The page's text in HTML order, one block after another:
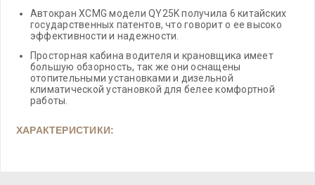
Автокран XCMG модели QY25K получила 6 китайских
государственных патентов, что говорит о ее высоко
эффективности и надежности.
Просторная кабина водителя и крановщика имеет
большую обзорность, так же они оснащены
отопительными установками и дизельной
климатической установкой для белее комфортной
работы.
ХАРАКТЕРИСТИКИ: